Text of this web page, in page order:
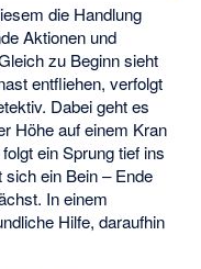
die Handlung
Aktionen und
zu Beginn sieht
entfliehen, verfolgt
Dabei geht es
Höhe auf einem Kran
ein Sprung tief ins
ein Bein – Ende
In einem
Hilfe, daraufhin